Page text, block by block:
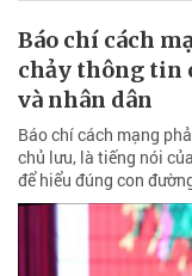
Báo chí cách
chảy thông tin
và nhân dân
Báo chí cách mạng
chủ lưu, là tiếng nói
để hiểu đúng con